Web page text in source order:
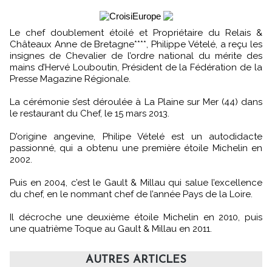
Le chef doublement étoilé et Propriétaire du Relais &
Châteaux Anne de Bretagne****, Philippe Vételé, a reçu les
insignes de Chevalier de l’ordre national du mérite des
mains d’Hervé Louboutin, Président de la Fédération de la
Presse Magazine Régionale.
La cérémonie s’est déroulée à La Plaine sur Mer (44) dans
le restaurant du Chef, le 15 mars 2013.
D’origine angevine, Philipe Vételé est un autodidacte
passionné, qui a obtenu une première étoile Michelin en
2002.
Puis en 2004, c’est le Gault & Millau qui salue l’excellence
du chef, en le nommant chef de l’année Pays de la Loire.
Il décroche une deuxième étoile Michelin en 2010, puis
une quatrième Toque au Gault & Millau en 2011.
AUTRES ARTICLES